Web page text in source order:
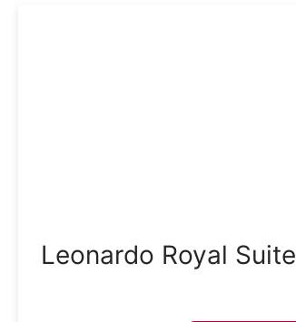
Leonardo Royal Suite